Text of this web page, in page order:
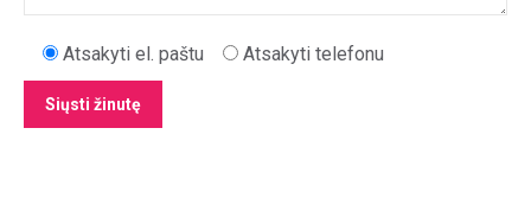
Atsakyti el. paštu Atsakyti telefonu